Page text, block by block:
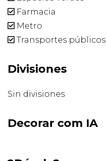
Farmacia
Metro
Transportes públicos
Divisiones
Sin divisiones
Decorar com IA